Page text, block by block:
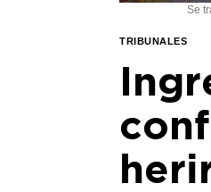
Se
TRIBUNALES